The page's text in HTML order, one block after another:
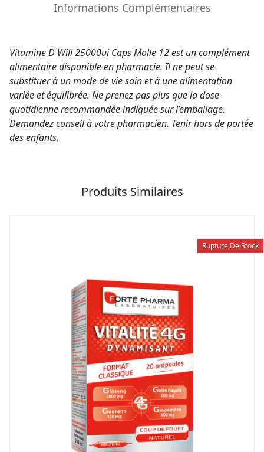
Informations Complémentaires
Vitamine D Will 25000ui Caps Molle 12 est un complément
alimentaire disponible en pharmacie. Il ne peut se
substituer à un mode de vie sain et à une alimentation
variée et équilibrée. Ne prenez pas plus que la dose
quotidienne recommandée indiquée sur l’emballage.
Demandez conseil à votre pharmacien. Tenir hors de portée
des enfants.
Produits Similaires
Rupture De Stock